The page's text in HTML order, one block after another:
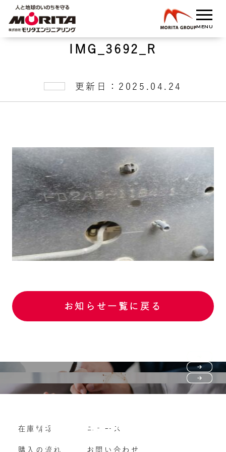
IMG_3692_R
更新日：2025.04.24
お知らせ一覧に戻る
購入の流れ
よくいただくご質問
Vehicle purchase
車両買い取り
在庫情報
購入の流れ
ニュース
お問い合わせ